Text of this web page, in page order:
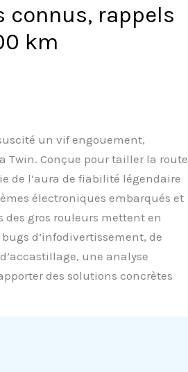
connus, rappels
km
un vif engouement,
Twin. Conçue pour tailler la route
de l’aura de fiabilité légendaire
électroniques embarqués et
gros rouleurs mettent en
d’infodivertissement, de
une analyse
des solutions concrètes